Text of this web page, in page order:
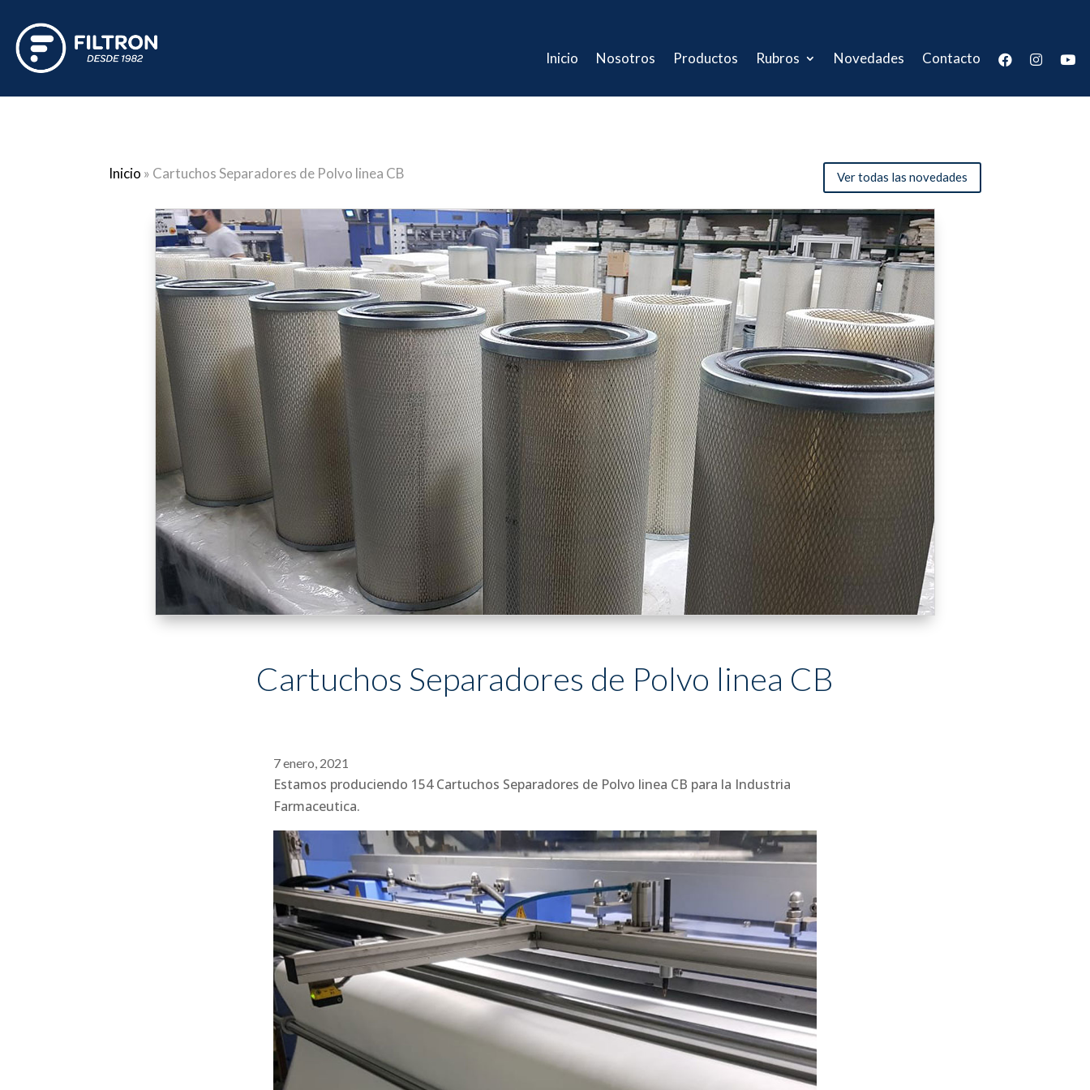
Inicio Nosotros Productos Rubros Novedades Contacto
Inicio » Cartuchos Separadores de Polvo linea CB Ver todas las novedades
Cartuchos Separadores de Polvo linea CB
7 enero, 2021
Estamos produciendo 154 Cartuchos Separadores de Polvo linea CB para la Industria
Farmaceutica.